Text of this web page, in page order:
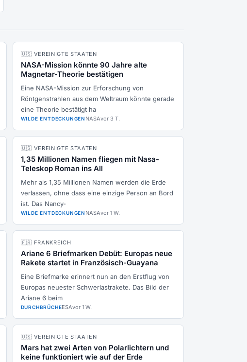
🇺🇸 VEREINIGTE STAATEN
NASA-Mission könnte 90 Jahre alte
Magnetar-Theorie bestätigen
Eine NASA-Mission zur Erforschung von
Röntgenstrahlen aus dem Weltraum könnte gerade
eine Theorie bestätigt ha
WILDE ENTDECKUNGEN NASAvor 3 T.
🇺🇸 VEREINIGTE STAATEN
1,35 Millionen Namen fliegen mit Nasa-
Teleskop Roman ins All
Mehr als 1,35 Millionen Namen werden die Erde
verlassen, ohne dass eine einzige Person an Bord
ist. Das Nancy-
WILDE ENTDECKUNGEN NASAvor 1 W.
🇫🇷 FRANKREICH
Ariane 6 Briefmarken Debüt: Europas neue
Rakete startet in Französisch-Guayana
Eine Briefmarke erinnert nun an den Erstflug von
Europas neuester Schwerlastrakete. Das Bild der
Ariane 6 beim
DURCHBRÜCHEESAvor 1 W.
🇺🇸 VEREINIGTE STAATEN
Mars hat zwei Arten von Polarlichtern und
keine funktioniert wie auf der Erde